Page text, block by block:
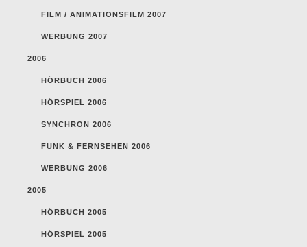
FILM / ANIMATIONSFILM 2007
WERBUNG 2007
2006
HÖRBUCH 2006
HÖRSPIEL 2006
SYNCHRON 2006
FUNK & FERNSEHEN 2006
WERBUNG 2006
2005
HÖRBUCH 2005
HÖRSPIEL 2005